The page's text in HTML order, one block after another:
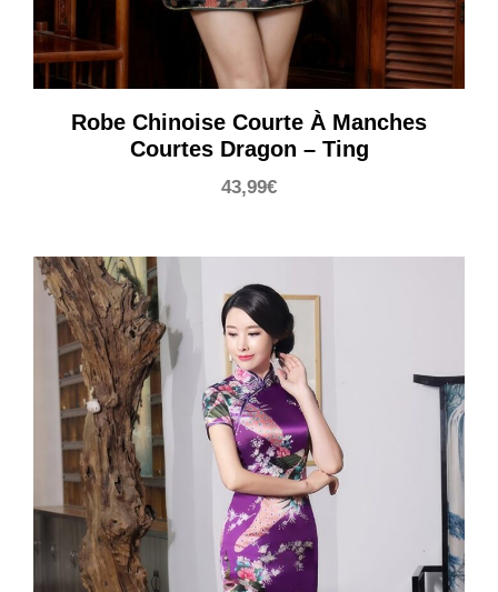
Robe Chinoise Courte À Manches
Courtes Dragon – Ting
43,99€